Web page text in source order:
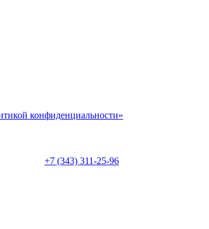
конфиденциальности»
+7 (343) 311-25-96